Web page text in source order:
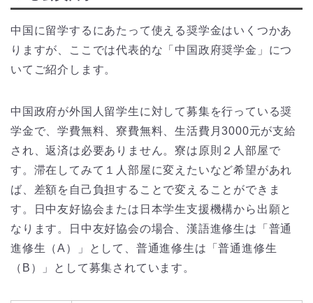
中国に留学するにあたって使える奨学金はいくつかあ
りますが、ここでは代表的な「中国政府奨学金」につ
いてご紹介します。
中国政府が外国人留学生に対して募集を行っている奨
学金で、学費無料、寮費無料、生活費月3000元が支給
され、返済は必要ありません。寮は原則２人部屋で
す。滞在してみて１人部屋に変えたいなど希望があれ
ば、差額を自己負担することで変えることができま
す。日中友好協会または日本学生支援機構から出願と
なります。日中友好協会の場合、漢語進修生は「普通
進修生（A）」として、普通進修生は「普通進修生
（B）」として募集されています。